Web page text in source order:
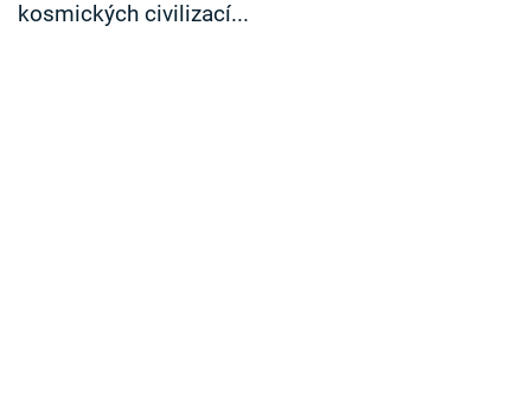
Sledujte nás
kosmických civilizací...